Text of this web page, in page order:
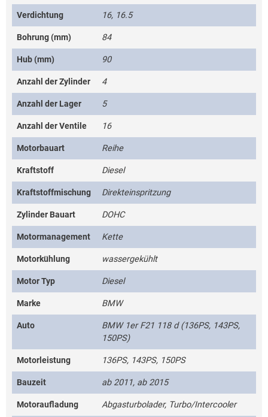
Verdichtung 16, 16.5
Bohrung (mm) 84
Hub (mm) 90
Anzahl der Zylinder 4
Anzahl der Lager 5
Anzahl der Ventile 16
Motorbauart Reihe
Kraftstoff Diesel
Kraftstoffmischung Direkteinspritzung
Zylinder Bauart DOHC
Motormanagement Kette
Motorkühlung wassergekühlt
Motor Typ Diesel
Marke BMW
Auto
BMW 1er F21 118 d (136PS, 143PS,
150PS)
Motorleistung 136PS, 143PS, 150PS
Bauzeit ab 2011, ab 2015
Motoraufladung Abgasturbolader, Turbo/Intercooler